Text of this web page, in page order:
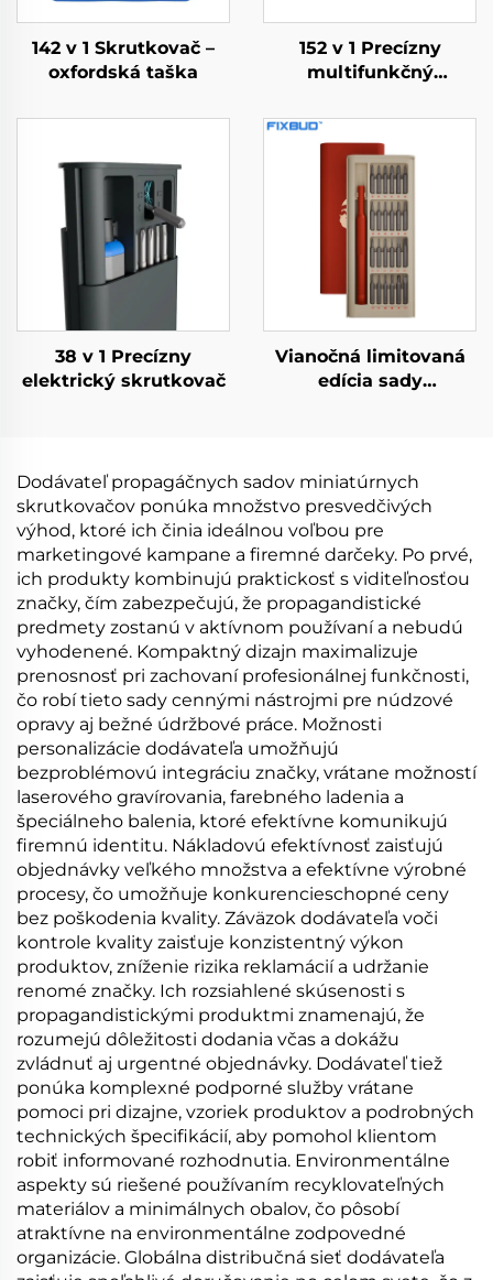
142 v 1 Skrutkovač –
oxfordská taška
152 v 1 Precízny
multifunkčný
38 v 1 Precízny
elektrický skrutkovač
Vianočná limitovaná
edícia sady
Dodávateľ propagáčnych sadov miniatúrnych
skrutkovačov ponúka množstvo presvedčivých
výhod, ktoré ich činia ideálnou voľbou pre
marketingové kampane a firemné darčeky. Po prvé,
ich produkty kombinujú praktickosť s viditeľnosťou
značky, čím zabezpečujú, že propagandistické
predmety zostanú v aktívnom používaní a nebudú
vyhodenené. Kompaktný dizajn maximalizuje
prenosnosť pri zachovaní profesionálnej funkčnosti,
čo robí tieto sady cennými nástrojmi pre núdzové
opravy aj bežné údržbové práce. Možnosti
personalizácie dodávateľa umožňujú
bezproblémovú integráciu značky, vrátane možností
laserového gravírovania, farebného ladenia a
špeciálneho balenia, ktoré efektívne komunikujú
firemnú identitu. Nákladovú efektívnosť zaisťujú
objednávky veľkého množstva a efektívne výrobné
procesy, čo umožňuje konkurencieschopné ceny
bez poškodenia kvality. Záväzok dodávateľa voči
kontrole kvality zaisťuje konzistentný výkon
produktov, zníženie rizika reklamácií a udržanie
renomé značky. Ich rozsiahlené skúsenosti s
propagandistickými produktmi znamenajú, že
rozumejú dôležitosti dodania včas a dokážu
zvládnuť aj urgentné objednávky. Dodávateľ tiež
ponúka komplexné podporné služby vrátane
pomoci pri dizajne, vzoriek produktov a podrobných
technických špecifikácií, aby pomohol klientom
robiť informované rozhodnutia. Environmentálne
aspekty sú riešené používaním recyklovateľných
materiálov a minimálnych obalov, čo pôsobí
atraktívne na environmentálne zodpovedné
organizácie. Globálna distribučná sieť dodávateľa